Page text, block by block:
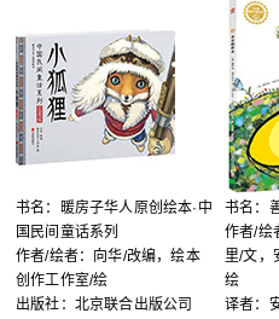
书名：暖房子华人原创绘本·中
国民间童话系列
作者/绘者：向华/改编，绘本
创作工作室/绘
出版社：北京联合出版公司
书名：
作者/绘
里/文，
绘
译者：